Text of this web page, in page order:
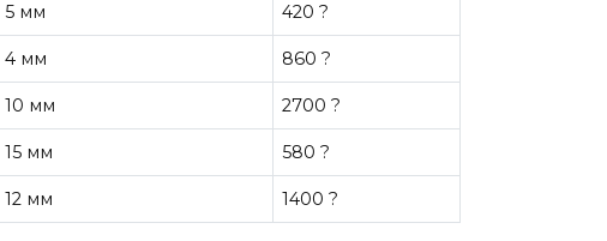
5 мм 420 ?
4 мм 860 ?
10 мм 2700 ?
15 мм 580 ?
12 мм 1400 ?